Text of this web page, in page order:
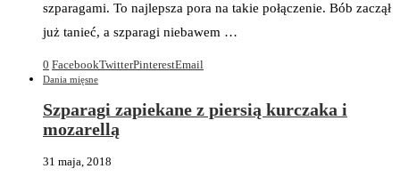
szparagami. To najlepsza pora na takie połączenie. Bób zaczął
już tanieć, a szparagi niebawem …
0 FacebookTwitterPinterestEmail
Dania mięsne
Szparagi zapiekane z piersią kurczaka i
mozarellą
31 maja, 2018